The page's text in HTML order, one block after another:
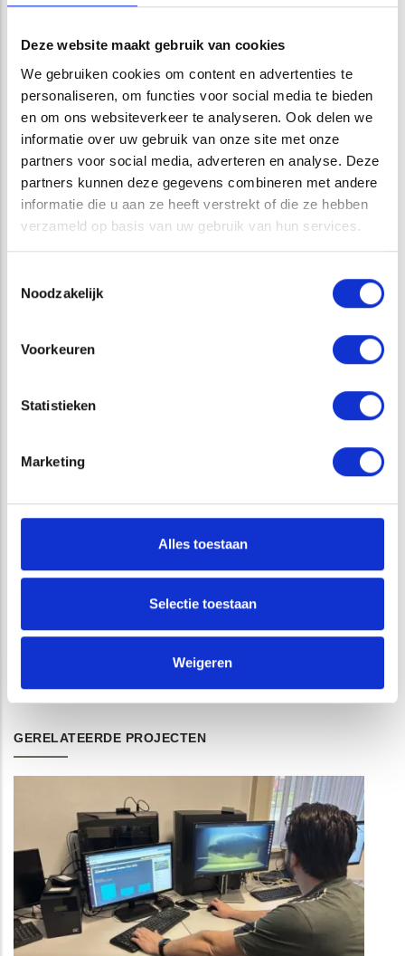
Deze website maakt gebruik van cookies
We gebruiken cookies om content en advertenties te
personaliseren, om functies voor social media te bieden
en om ons websiteverkeer te analyseren. Ook delen we
informatie over uw gebruik van onze site met onze
partners voor social media, adverteren en analyse. Deze
partners kunnen deze gegevens combineren met andere
informatie die u aan ze heeft verstrekt of die ze hebben
verzameld op basis van uw gebruik van hun services.
Noodzakelijk
Voorkeuren
Statistieken
Marketing
Alles toestaan
Selectie toestaan
Weigeren
soortenbescherming , kan nader onderzoek naar vleermuizen
onderzoek wordt ’s nachts uitgevoerd met behulp van een
batdetector. Dit apparaat maakt sonarsignalen hoorbaar
voor de onderzoeker. Onderzoek naar amfibieën vindt
roepende mannetjes en kan deze aan de roep tot op
soortniveau herkennen. Ook vogels, reptielen, insecten en
Wij helpen u graag met uw project
Om zeker te zijn dat nader onderzoek past binnen de
planning van uw project, is het verstandig om vroeg te
beginnen met een quick scan. We stellen graag een plan op
GERELATEERDE PROJECTEN